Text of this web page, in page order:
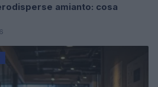
amianto: cosa